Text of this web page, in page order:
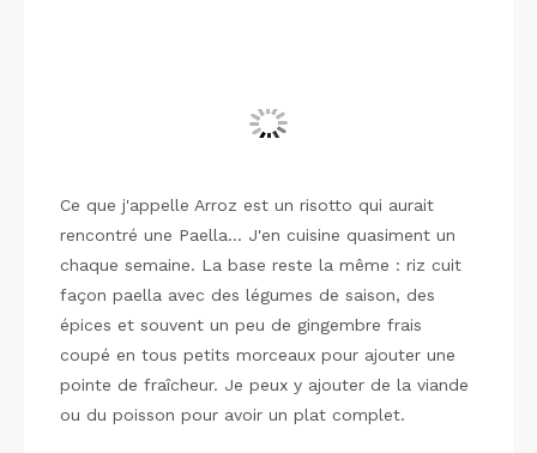
Ce que j'appelle Arroz est un risotto qui aurait
rencontré une Paella... J'en cuisine quasiment un
chaque semaine. La base reste la même : riz cuit
façon paella avec des légumes de saison, des
épices et souvent un peu de gingembre frais
coupé en tous petits morceaux pour ajouter une
pointe de fraîcheur. Je peux y ajouter de la viande
ou du poisson pour avoir un plat complet.